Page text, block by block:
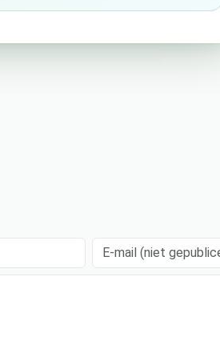
E-mail (niet gepubliceerd)